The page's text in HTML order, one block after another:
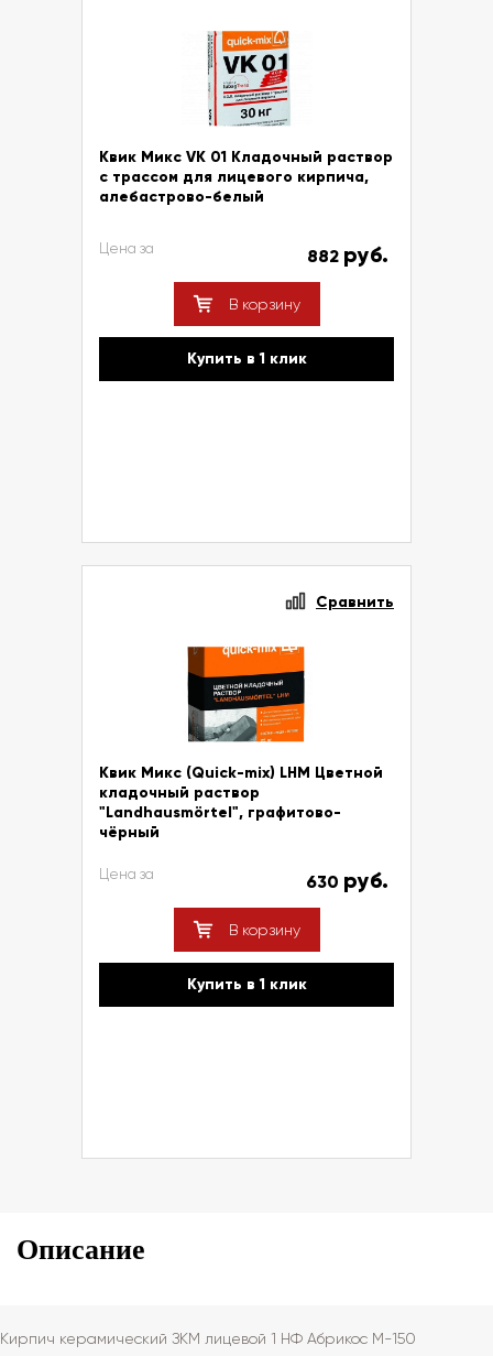
Квик Микс VK 01 Кладочный раствор
с трассом для лицевого кирпича,
алебастрово-белый
Цена за 882 руб.
В корзину
Купить в 1 клик
Сравнить
Квик Микс (Quick-mix) LHM Цветной
кладочный раствор
"Landhausmörtel", графитово-
чёрный
Цена за 630 руб.
В корзину
Купить в 1 клик
Описание
Кирпич керамический ЗКМ лицевой 1 НФ Абрикос М-150